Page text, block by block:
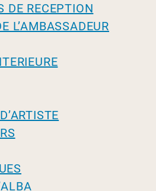
DE RECEPTION
L’AMBASSADEUR